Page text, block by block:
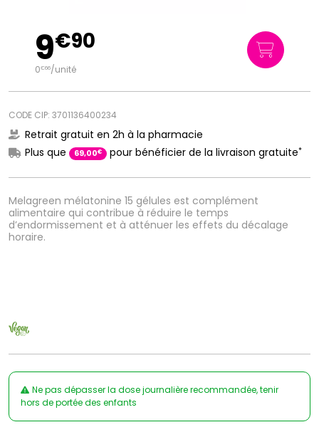
Melagreen mélatonine 15 gélules est complément
alimentaire qui contribue à réduire le temps
d’endormissement et à atténuer les effets du décalage
horaire.
9€90
0€66/unité
CODE CIP: 3701136400234
Retrait gratuit en 2h à la pharmacie
Plus que
69,00€ pour bénéficier de la livraison gratuite*
Ne pas dépasser la dose journalière recommandée, tenir
hors de portée des enfants